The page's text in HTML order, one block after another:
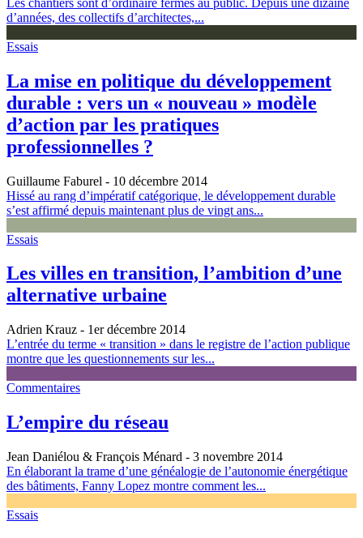
d’années, des collectifs d’architectes,...
Essais
La mise en politique du développement
durable : vers un « nouveau » modèle
d’action par les pratiques
professionnelles ?
Guillaume Faburel - 10 décembre 2014
Hissé au rang d’impératif catégorique, le développement durable
s’est affirmé depuis maintenant plus de vingt ans...
Essais
Les villes en transition, l’ambition d’une
alternative urbaine
Adrien Krauz - 1er décembre 2014
L’entrée du terme « transition » dans le registre de l’action publique
montre que les questionnements sur les...
Commentaires
L’empire du réseau
Jean Daniélou & François Ménard - 3 novembre 2014
En élaborant la trame d’une généalogie de l’autonomie énergétique
des bâtiments, Fanny Lopez montre comment les...
Essais